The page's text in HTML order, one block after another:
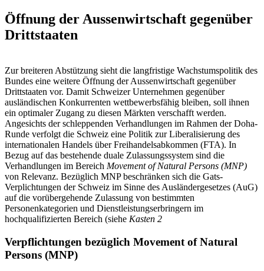
Öffnung der Aussenwirtschaft gegenüber
Drittstaaten
Zur breiteren Abstützung sieht die langfristige Wachstumspolitik des
Bundes eine weitere Öffnung der Aussenwirtschaft gegenüber
Drittstaaten vor. Damit Schweizer Unternehmen gegenüber
ausländischen Konkurrenten wettbewerbsfähig bleiben, soll ihnen
ein optimaler Zugang zu diesen Märkten verschafft werden.
Angesichts der schleppenden Verhandlungen im Rahmen der Doha-
Runde verfolgt die Schweiz eine Politik zur Liberalisierung des
internationalen Handels über Freihandelsabkommen (FTA). In
Bezug auf das bestehende duale Zulassungssystem sind die
Verhandlungen im Bereich Movement of Natural Persons (MNP)
von Relevanz. Bezüglich MNP beschränken sich die Gats-
Verplichtungen der Schweiz im Sinne des Ausländergesetzes (AuG)
auf die vorübergehende Zulassung von bestimmten
Personenkategorien und Dienstleistungserbringern im
hochqualifizierten Bereich (siehe Kasten 2
Verpflichtungen bezüglich Movement of Natural
Persons (MNP)